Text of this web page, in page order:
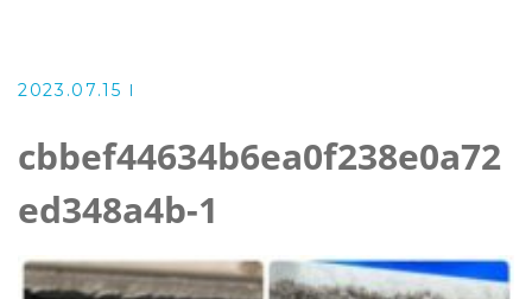
ハウスクリーニング
浴室クリーニング
風呂釜洗浄・追い炊き配管
クリーニング
トイレクリーニング
洗濯機クリーニング
空気清浄機クリーニング
2023.07.15
cbbef44634b6ea0f238e0a72
ed348a4b-1